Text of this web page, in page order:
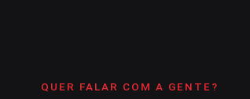
QUER FALAR COM A GENTE?